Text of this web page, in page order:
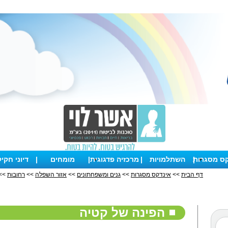
מסגרות
| השתלמויות | מרכזיה פדגוגית| מומחים | דיוני
דף הבית >> אינדקס מסגרות >> גנים ומשפחתונים >> אזור השפלה >> רחובות
הפינה של קטיה